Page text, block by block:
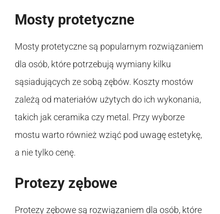
Mosty protetyczne
Mosty protetyczne są popularnym rozwiązaniem
dla osób, które potrzebują wymiany kilku
sąsiadujących ze sobą zębów. Koszty mostów
zależą od materiałów użytych do ich wykonania,
takich jak ceramika czy metal. Przy wyborze
mostu warto również wziąć pod uwagę estetykę,
a nie tylko cenę.
Protezy zębowe
Protezy zębowe są rozwiązaniem dla osób, które